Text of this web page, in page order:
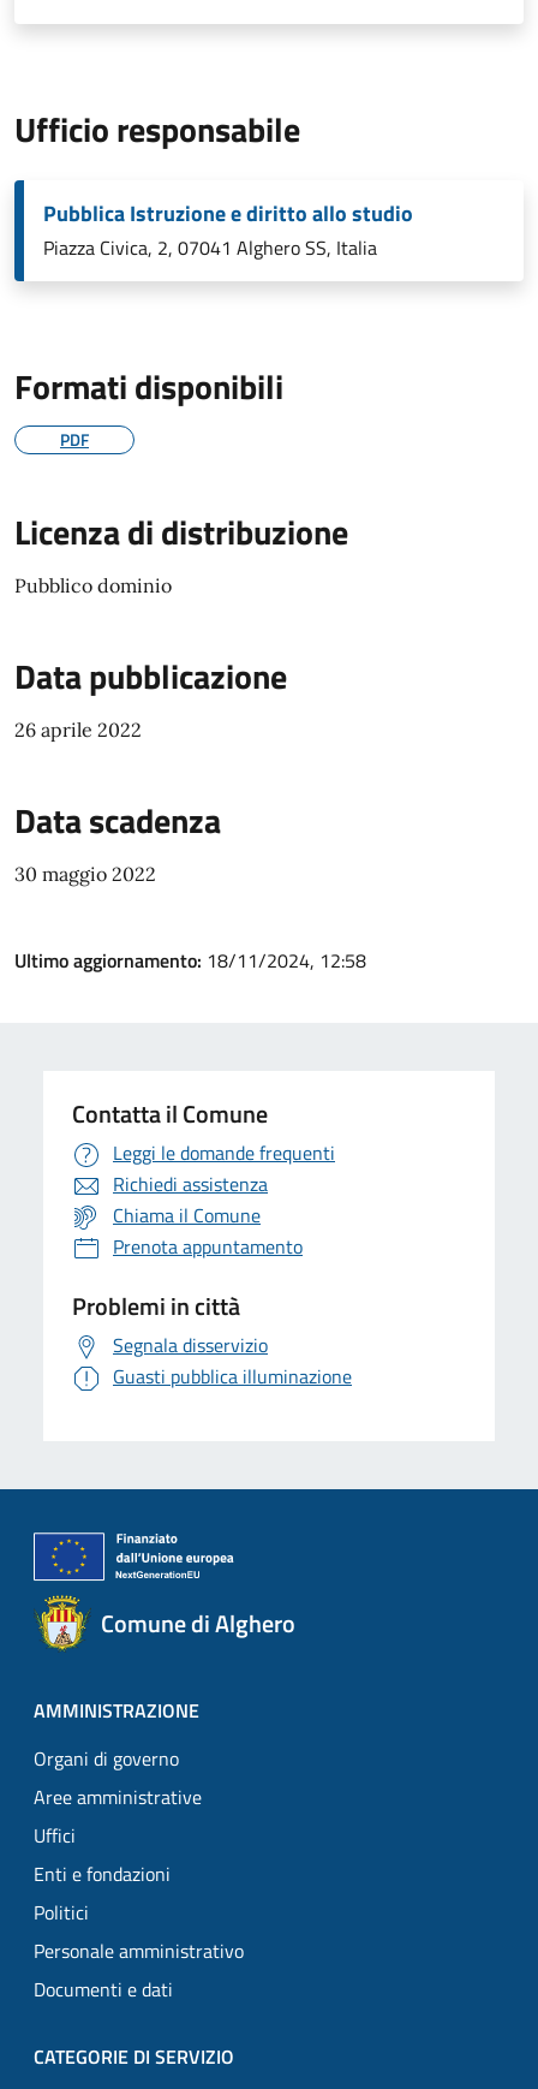
Ufficio responsabile
Pubblica Istruzione e diritto allo studio
Piazza Civica, 2, 07041 Alghero SS, Italia
Formati disponibili
PDF
Licenza di distribuzione
Pubblico dominio
Data pubblicazione
26 aprile 2022
Data scadenza
30 maggio 2022
Ultimo aggiornamento: 18/11/2024, 12:58
Contatta il Comune
Leggi le domande frequenti
Richiedi assistenza
Chiama il Comune
Prenota appuntamento
Problemi in città
Segnala disservizio
Guasti pubblica illuminazione
Comune di Alghero
AMMINISTRAZIONE
Organi di governo
Aree amministrative
Uffici
Enti e fondazioni
Politici
Personale amministrativo
Documenti e dati
CATEGORIE DI SERVIZIO